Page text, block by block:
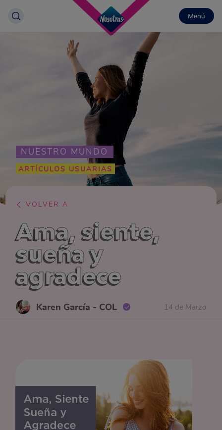
Menú
NUESTRO MUNDO
ARTÍCULOS USUARIAS
VOLVER A
Ama, siente,
sueña y
agradece
Karen García - COL 14 de Marzo